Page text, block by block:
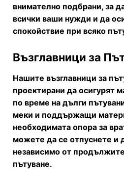
внимателно подбрани, за
всички ваши нужди и да
спокойствие при всяко
Възглавници за
Нашите възглавници за
проектирани да осигурят
по време на дълги
меки и поддържащи
необходимата опора за
можете да се отпуснете и
независимо от
пътуване.